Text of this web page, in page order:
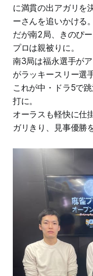
に満貫の出アガリを
ーさんを追いかける。
だが南2局、きのぴ
プロは親被りに。
南3局は福永選手が
がラッキースリー選
これが中・ドラ5で
打に。
オーラスも軽快に仕
ガリきり、見事優勝